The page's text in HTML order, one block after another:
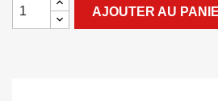
AJOUTER AU